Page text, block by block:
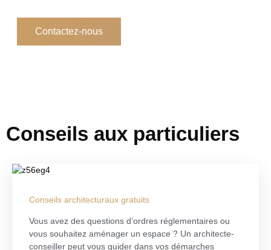
Contactez-nous
Conseils aux particuliers
Conseils architecturaux gratuits
Vous avez des questions d’ordres réglementaires ou
vous souhaitez aménager un espace ? Un architecte-
conseiller peut vous guider dans vos démarches